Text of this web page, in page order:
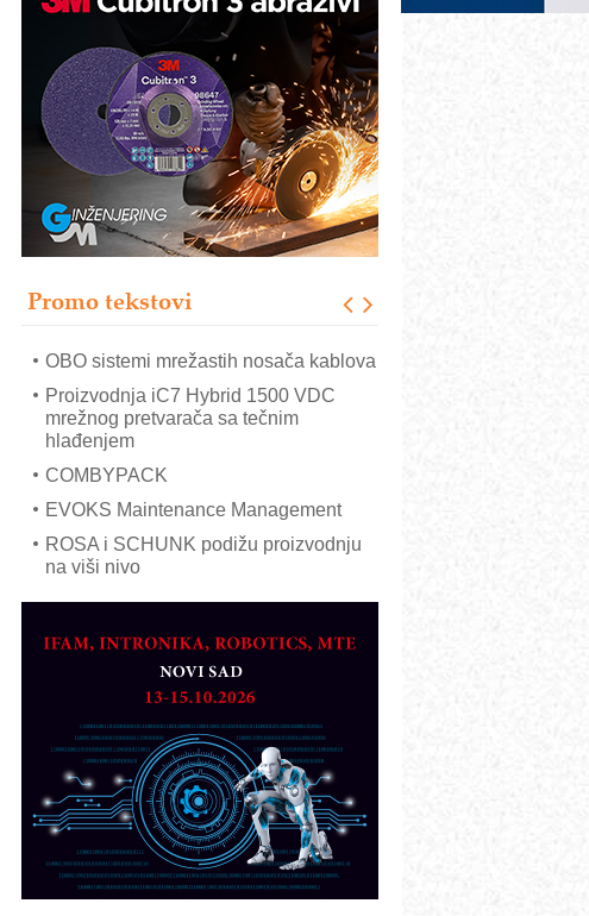
Promo tekstovi
Potpuna efikasnost bez složenih
sistema
Trajna oznaka kao dugoročna korist
Bezbednost na prvom mestu!
IB BLUMENAUER - više od 40 godina
poverenja u industriji
RMQ-TITAN ADVANCED INDICATOR
– Pametna signalizacija za efikasnije
Mitutoyo Crysta-Apex V PLUS: Nova
OBO sistemi mrežastih nosača kablova
Proizvodnja iC7 Hybrid 1500 VDC
mrežnog pretvarača sa tečnim
hlađenjem
COMBYPACK
EVOKS Maintenance Management
ROSA i SCHUNK podižu proizvodnju
na viši nivo
Detekcija različitih oblika
MAREX - Lim i mašine za savremena
rešenja
Marcom-plast d.o.o.- vaš pouzdan
CTO - Prilagodite svoju toplinsku
obradu!
Razvoj asortimanskog pravca MINI-
PLC AKYTEC
AUKOM: Svetski standard metrologije
dostupan u Srbiji